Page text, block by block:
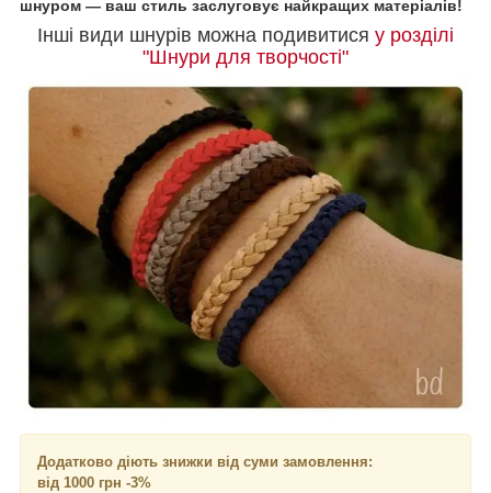
шнуром — ваш стиль заслуговує найкращих матеріалів!
Інші види шнурів можна подивитися у розділі
"Шнури для творчості"
Додатково діють знижки від суми замовлення:
від 1000 грн -3%